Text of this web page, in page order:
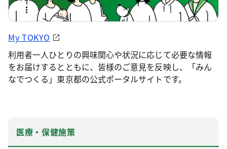
My TOKYO
利用者一人ひとりの興味関心や状況に応じて必要な情報
をお届けするとともに、皆様のご意見を反映し、「みん
なでつくる」東京都の公式ポータルサイトです。
医療・保健施策